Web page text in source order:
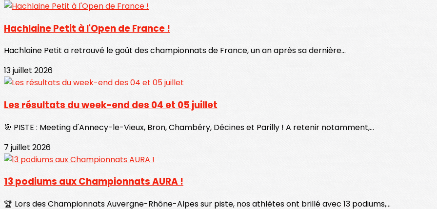
Hachlaine Petit à l'Open de France !
Hachlaine Petit a retrouvé le goût des championnats de France, un an après sa dernière...
13 juillet 2026
Les résultats du week-end des 04 et 05 juillet
🎯 PISTE : Meeting d'Annecy-le-Vieux, Bron, Chambéry, Décines et Parilly ! A retenir notamment,...
7 juillet 2026
13 podiums aux Championnats AURA !
🏆 Lors des Championnats Auvergne-Rhône-Alpes sur piste, nos athlètes ont brillé avec 13 podiums,...